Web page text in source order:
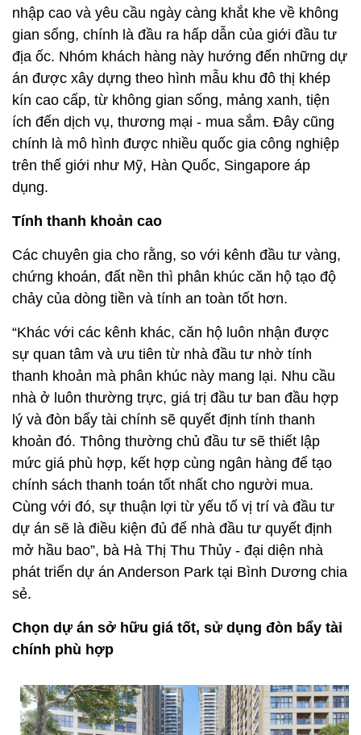
nhập cao và yêu cầu ngày càng khắt khe về không
gian sống, chính là đầu ra hấp dẫn của giới đầu tư
địa ốc. Nhóm khách hàng này hướng đến những dự
án được xây dựng theo hình mẫu khu đô thị khép
kín cao cấp, từ không gian sống, mảng xanh, tiện
ích đến dịch vụ, thương mại - mua sắm. Đây cũng
chính là mô hình được nhiều quốc gia công nghiệp
trên thế giới như Mỹ, Hàn Quốc, Singapore áp
dụng.
Tính thanh khoản cao
Các chuyên gia cho rằng, so với kênh đầu tư vàng,
chứng khoán, đất nền thì phân khúc căn hộ tạo độ
chảy của dòng tiền và tính an toàn tốt hơn.
“Khác với các kênh khác, căn hộ luôn nhận được
sự quan tâm và ưu tiên từ nhà đầu tư nhờ tính
thanh khoản mà phân khúc này mang lại. Nhu cầu
nhà ở luôn thường trực, giá trị đầu tư ban đầu hợp
lý và đòn bẩy tài chính sẽ quyết định tính thanh
khoản đó. Thông thường chủ đầu tư sẽ thiết lập
mức giá phù hợp, kết hợp cùng ngân hàng để tạo
chính sách thanh toán tốt nhất cho người mua.
Cùng với đó, sự thuận lợi từ yếu tố vị trí và đầu tư
dự án sẽ là điều kiện đủ để nhà đầu tư quyết định
mở hầu bao”, bà Hà Thị Thu Thủy - đại diện nhà
phát triển dự án Anderson Park tại Bình Dương chia
sẻ.
Chọn dự án sở hữu giá tốt, sử dụng đòn bẩy tài
chính phù hợp